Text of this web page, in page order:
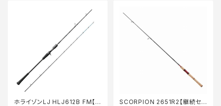
ホライゾンLJ HLJ612B FM【特
SCORPION 2651R2【継続セ